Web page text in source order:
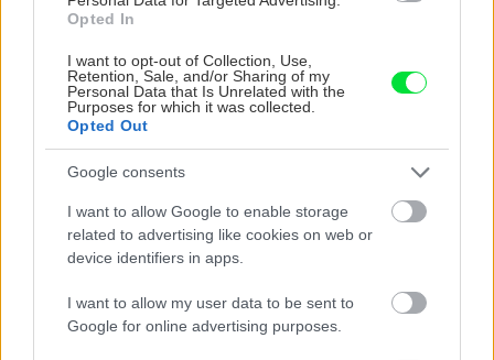
Opted In
I want to opt-out of Collection, Use,
Retention, Sale, and/or Sharing of my
Personal Data that Is Unrelated with the
Purposes for which it was collected.
Opted Out
Google consents
I want to allow Google to enable storage
related to advertising like cookies on web or
device identifiers in apps.
I want to allow my user data to be sent to
Google for online advertising purposes.
Chcete dominantu interiéru,
ktorá pritiahne pohľady?
Vyrobte si takéto masívne
orechové svietidlo
Prečo klasická
ako to vyriešiť